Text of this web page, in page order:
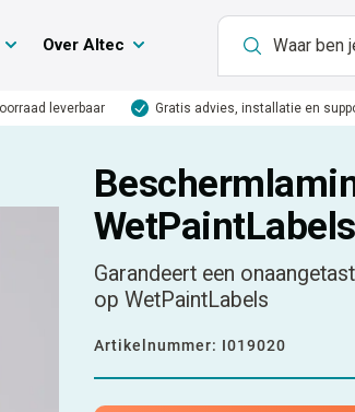
Over Altec
leverbaar Gratis advies, installatie en
WetPaintLabels
Garandeert een
op WetPaintLabels
Artikelnummer: I019020